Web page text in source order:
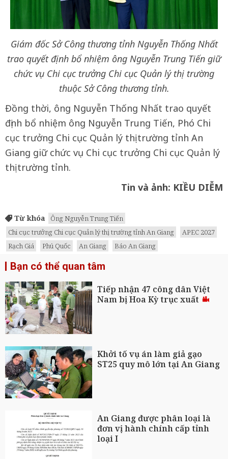
Giám đốc Sở Công thương tỉnh Nguyễn Thống Nhất
trao quyết định bổ nhiệm ông Nguyễn Trung Tiến giữ
chức vụ Chi cục trưởng Chi cục Quản lý thị trường
thuộc Sở Công thương tỉnh.
Đồng thời, ông Nguyễn Thống Nhất trao quyết
định bổ nhiệm ông Nguyễn Trung Tiến, Phó Chi
cục trưởng Chi cục Quản lý thị trường tỉnh An
Giang giữ chức vụ Chi cục trưởng Chi cục Quản lý
thị trường tỉnh.
Tin và ảnh: KIỀU DIỄM
Từ khóa
Ông Nguyễn Trung Tiến
Chi cục trưởng Chi cục Quản lý thị trường tỉnh An Giang
APEC 2027
Rạch Giá
Phú Quốc An Giang Báo An Giang
Bạn có thể quan tâm
Tiếp nhận 47 công dân Việt
Nam bị Hoa Kỳ trục xuất
Khởi tố vụ án làm giả gạo
ST25 quy mô lớn tại An Giang
An Giang được phân loại là
đơn vị hành chính cấp tỉnh
loại I